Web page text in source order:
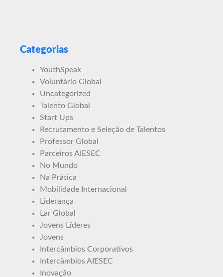
Categorias
YouthSpeak
Voluntário Global
Uncategorized
Talento Global
Start Ups
Recrutamento e Seleção de Talentos
Professor Global
Parceiros AIESEC
No Mundo
Na Prática
Mobilidade Internacional
Liderança
Lar Global
Jovens Líderes
Jovens
Intercâmbios Corporativos
Intercâmbios AIESEC
Inovação